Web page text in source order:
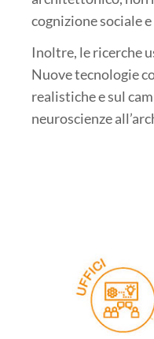
cognizione sociale
Inoltre, le ricerche
Nuove tecnologie
realistiche e sul
neuroscienze